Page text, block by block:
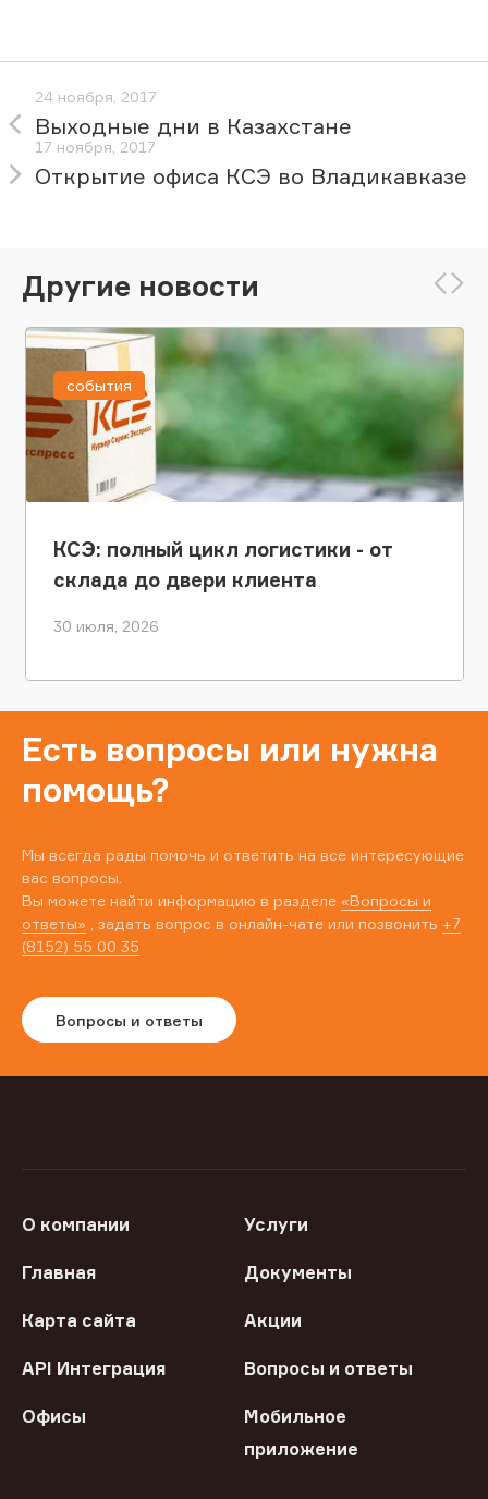
24 ноября, 2017
Выходные дни в Казахстане
17 ноября, 2017
Открытие офиса КСЭ во Владикавказе
Другие новости
КСЭ: полный цикл логистики - от
склада до двери клиента
30 июля, 2026
события
Есть вопросы или нужна
помощь?
Мы всегда рады помочь и ответить на все интересующие
вас вопросы.
Вы можете найти информацию в разделе «Вопросы и
ответы» , задать вопрос в онлайн-чате или позвонить +7
(8152) 55 00 35
Вопросы и ответы
О компании Услуги
Главная Документы
Карта сайта Акции
API Интеграция Вопросы и ответы
Офисы
Мобильное
приложение